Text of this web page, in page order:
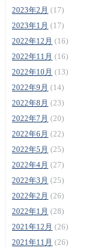
2023年2月 (17)
2023年1月 (17)
2022年12月 (16)
2022年11月 (16)
2022年10月 (13)
2022年9月 (14)
2022年8月 (23)
2022年7月 (20)
2022年6月 (22)
2022年5月 (25)
2022年4月 (27)
2022年3月 (25)
2022年2月 (26)
2022年1月 (28)
2021年12月 (26)
2021年11月 (26)